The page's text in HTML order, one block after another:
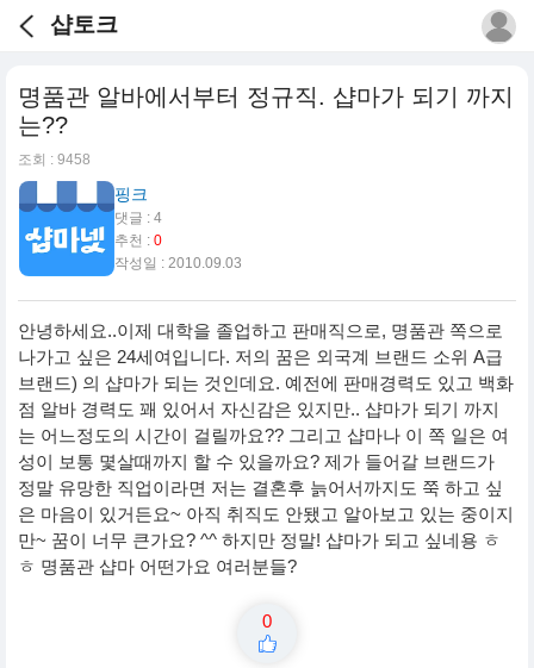
샵토크
명품관 알바에서부터 정규직. 샵마가 되기 까지
는??
조회 : 9458
핑크
댓글 : 4
추천 : 0
작성일 : 2010.09.03
안녕하세요..이제 대학을 졸업하고 판매직으로, 명품관 쪽으로
나가고 싶은 24세여입니다. 저의 꿈은 외국계 브랜드 소위 A급
브랜드) 의 샵마가 되는 것인데요. 예전에 판매경력도 있고 백화
점 알바 경력도 꽤 있어서 자신감은 있지만.. 샵마가 되기 까지
는 어느정도의 시간이 걸릴까요?? 그리고 샵마나 이 쪽 일은 여
성이 보통 몇살때까지 할 수 있을까요? 제가 들어갈 브랜드가
정말 유망한 직업이라면 저는 결혼후 늙어서까지도 쭉 하고 싶
은 마음이 있거든요~ 아직 취직도 안됐고 알아보고 있는 중이지
만~ 꿈이 너무 큰가요? ^^ 하지만 정말! 샵마가 되고 싶네용 ㅎ
ㅎ 명품관 샵마 어떤가요 여러분들?
0